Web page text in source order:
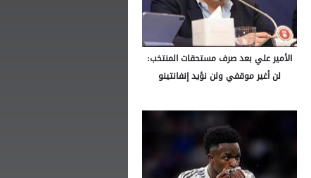
الأمير علي بعد صرف مستحقات المنتخب:
لن أغير موقفي ولن نؤيد إنفانتينو